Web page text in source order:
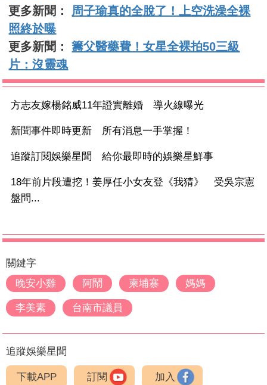
更多新聞： 周子瑜真的全脫了！上空洗澡全裸
照終於曝
更多新聞：籌父醫藥費！女星全裸拍50三級
片：沒靈魂
方志友嫁楊銘威11年證實離婚 導火線曝光
新聞事件即時更新 所有消息一手掌握！
追蹤訂閱娛樂星聞 給你最即時的娛樂星鮮事
18年前片段遭挖！姜厚任小女友登《我猜》 受吳宗憲
盤問...
關鍵字
晚安小雞
阿鬧 柬埔寨 媽媽
李美素 台南市議員
追蹤娛樂星聞
下載APP 訂閱 加入